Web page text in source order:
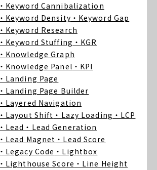
・Keyword Cannibalization
・Keyword Density ・Keyword Gap
・Keyword Research
・Keyword Stuffing ・KGR
・Knowledge Graph
・Knowledge Panel ・KPI
・Landing Page
・Landing Page Builder
・Layered Navigation
・Layout Shift ・Lazy Loading ・LCP
・Lead ・Lead Generation
・Lead Magnet ・Lead Score
・Legacy Code ・Lightbox
・Lighthouse Score ・Line Height